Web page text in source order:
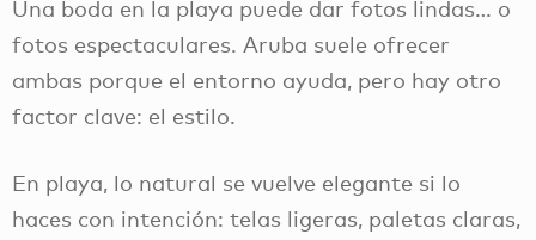
Una boda en la playa puede dar fotos lindas… o
fotos espectaculares. Aruba suele ofrecer
ambas porque el entorno ayuda, pero hay otro
factor clave: el estilo.
En playa, lo natural se vuelve elegante si lo
haces con intención: telas ligeras, paletas claras,